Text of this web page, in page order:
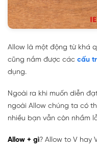
Allow là một động từ khá
cũng nắm được các cấu
dụng.
Ngoài ra khi muốn diễn
ngoài Allow chúng ta có
nhiều bạn vẫn còn nhầm
Allow + gì? Allow to V hay